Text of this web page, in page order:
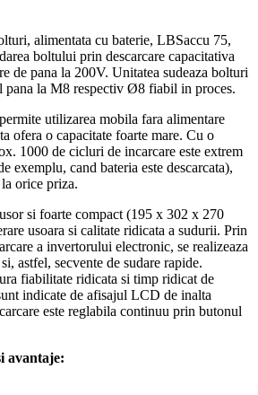
alimentata cu baterie, LBSaccu 75,
boltului prin descarcare capacitativa
de pana la 200V. Unitatea sudeaza bolturi
la M8 respectiv Ø8 fiabil in proces.
utilizarea mobila fara alimentare
ofera o capacitate foarte mare. Cu o
1000 de cicluri de incarcare este extrem
exemplu, cand bateria este descarcata),
orice priza.
si foarte compact (195 x 302 x 270
usoara si calitate ridicata a sudurii. Prin
a invertorului electronic, se realizeaza
astfel, secvente de sudare rapide.
fiabilitate ridicata si timp ridicat de
indicate de afisajul LCD de inalta
este reglabila continuu prin butonul
avantaje: